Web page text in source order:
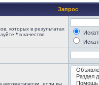
Запрос
которых в результатах
* в качестве
если вы